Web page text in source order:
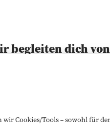
begleiten dich
Grundlagen, die du